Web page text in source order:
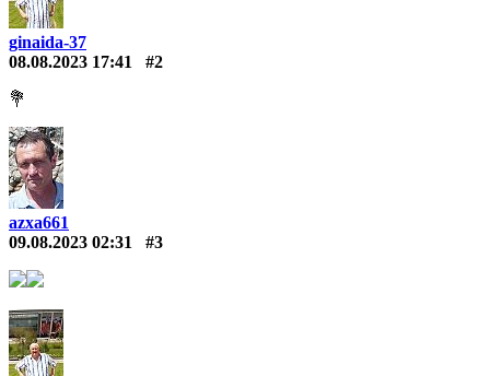
ginaida-37
08.08.2023 17:41
#2
💐
azxa661
09.08.2023 02:31
#3